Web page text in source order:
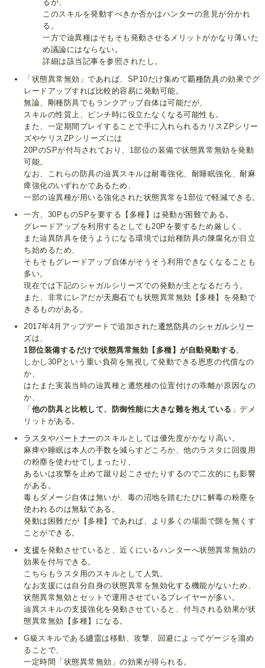
るが、
このスキルを発動すべきか否かはハンターの意見が分かれ
る。
一方で辿異種はそもそも発動させるメリットがかなり薄いた
め議論にはならない。
詳細は該当記事を参照されたし。
「状態異常無効」であれば、SP10だけ集めて覇種防具の効果でグ
レードアップすれば比較的容易に発動可能。
無論、剛種防具でもランクアップ自体は可能だが、
スキルの性質上、ピンチ時に役立たなくなる可能性も。
また、一定期間プレイすることで手に入れられるカリスZPシリー
ズやケリスZPシリーズには
20PのSPが付与されており、1部位の装備で状態異常無効を発動
可能。
なお、これらの防具の辿異スキルは耐毒強化、耐睡眠強化、耐麻
痺強化のいずれかであるため、
一部の辿異種が用いる強化された状態異常を1部位で軽減できる。
一方、30PものSPを要する【多種】は発動が困難である。
グレードアップを利用するとしても20Pを要するため厳しく、
また辿異防具を使うようになる環境では始種防具の陳腐化が目立
ち始めるため、
そもそもグレードアップ自体がそうそう利用できなくなることも
多い。
現在では下記のシャガルシリーズでの発動が主となるだろう。
また、非常にレアだが天廊石でも状態異常無効【多種】を発動で
きるものがある。
2017年4月アップデートで追加された遷悠防具のシャガルシリー
ズは、
1部位装備するだけで状態異常無効【多種】が自動発動する 。
しかし30Pという重い負荷を無視して発動できる恩恵の代償なの
か、
はたまた実装当時の辿異種と遷悠種の位置付けの乖離が原因なの
か、
「他の防具と比較して、防御性能に大きな難を抱えている 」デメ
リットがある。
ラスタ やパートナーのスキルとしては優先度がかなり高い。
麻痺や睡眠は本人の手数を減らすどころか、他のラスタに回復用
の粉塵を使わせてしまったり、
あるいは攻撃を止めて蹴り起こさせたりするので二次的にも影響
がある。
毒もダメージ自体は無いが、毒の沼地を踏むたびに解毒の粉塵を
使われるのは無駄である。
発動は困難だが【多種】であれば、より多くの場面で隙を無くす
ことができる。
支援を発動させていると、近くにいるハンターへ状態異常無効の
効果を付与できる。
こちらもラスタ用のスキルとして人気。
なお支援には自分自身の状態異常を無効化する機能がないため、
状態異常無効とセットで運用させているプレイヤーが多い。
辿異スキルの支援強化を発動させていると、付与される効果が状
態異常無効【多種】になる。
G級スキルである纏雷は移動、攻撃、回避によってゲージを溜め
ることで、
一定時間「状態異常無効」の効果が得られる。